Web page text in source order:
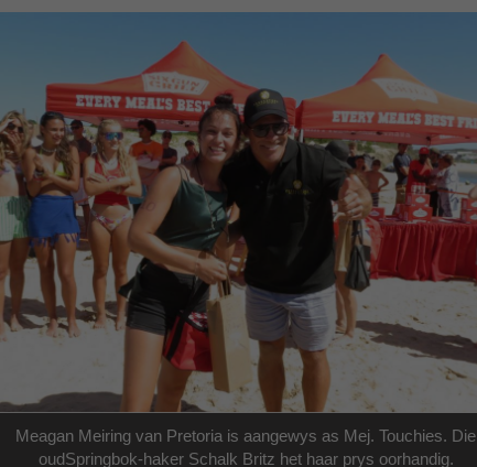
Meagan Meiring van Pretoria is aangewys as Mej. Touchies. Die
oudSpringbok-haker Schalk Britz het haar prys oorhandig.